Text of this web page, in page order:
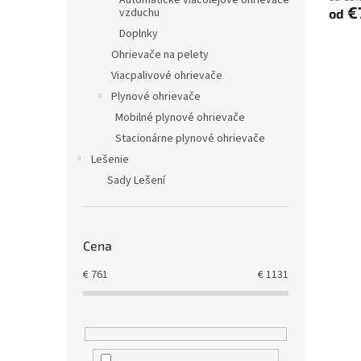
vzduchu
Doplnky
Ohrievače na pelety
Viacpalivové ohrievače
Plynové ohrievače
Mobilné plynové ohrievače
Stacionárne plynové ohrievače
Lešenie
Sady Lešení
Cena
€ 761 €1131
od